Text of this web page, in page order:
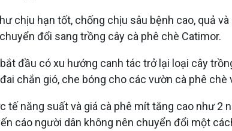
chịu hạn tốt, chống chịu sâu bệnh cao, quả
đổi sang trồng cây cà phê chè Catimor.
đầu có xu hướng canh tác trở lại loại cây
chắn gió, che bóng cho các vườn cà phê
tế năng suất và giá cà phê mít tăng cao như
cáo người dân không nên chuyển đổi một